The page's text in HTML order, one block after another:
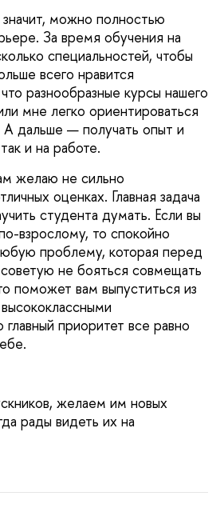
значит, можно полностью
За время обучения на
специальностей, чтобы
всего нравится
разнообразные курсы нашего
мне легко ориентироваться
А дальше — получать опыт и
и на работе.
желаю не сильно
оценках. Главная задача
студента думать. Если вы
взрослому, то спокойно
проблему, которая перед
не бояться совмещать
поможет вам выпуститься из
приоритет все равно
желаем им новых
рады видеть их на